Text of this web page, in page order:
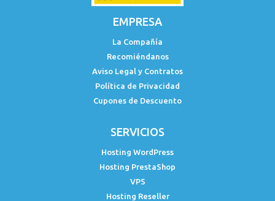
EMPRESA
La Compañía
Recomiéndanos
Aviso Legal y Contratos
Política de Privacidad
Cupones de Descuento
SERVICIOS
Hosting WordPress
Hosting PrestaShop
VPS
Hosting Reseller